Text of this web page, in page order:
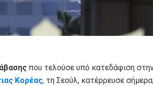
που τελούσε υπό κατεδάφιση
Κορέας, τη Σεούλ, κατέρρευσε